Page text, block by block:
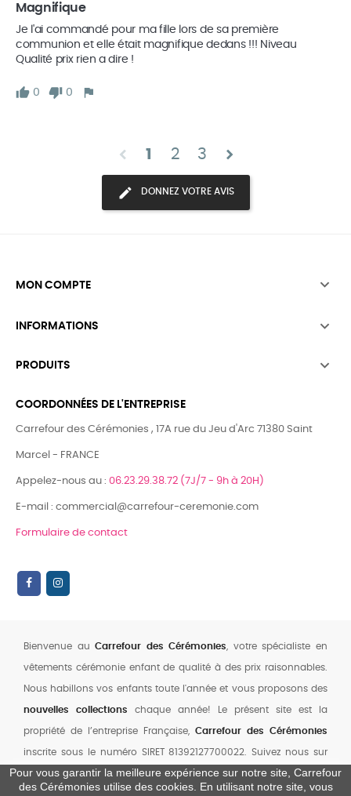
Magnifique
Je l'ai commandé pour ma fille lors de sa première
communion et elle était magnifique dedans !!! Niveau
Qualité prix rien a dire !
0 0
chevron_left 1 2 3 chevron_right
DONNEZ VOTRE AVIS
MON COMPTE 
INFORMATIONS 
PRODUITS 
COORDONNÉES DE L'ENTREPRISE
Carrefour des Cérémonies , 17A rue du Jeu d'Arc 71380 Saint
Marcel - FRANCE
Appelez-nous au : 06.23.29.38.72 (7J/7 - 9h à 20H)
E-mail : commercial@carrefour-ceremonie.com
Formulaire de contact
Pour vous garantir la meilleure expérience sur notre site, Carrefour
des Cérémonies utilise des cookies. En utilisant notre site, vous
Bienvenue auCarrefour des Cérémonies , votre spécialiste en
vêtements cérémonie enfant de qualité à des prix raisonnables.
Nous habillons vos enfants toute l'année et vous proposons des
nouvelles collections chaque année! Le présent site est la
propriété de l’entreprise Française, Carrefour des Cérémonies
inscrite sous le numéro SIRET 81392127700022. Suivez nous sur
notre chaine YouTube,FacebooketInstagram